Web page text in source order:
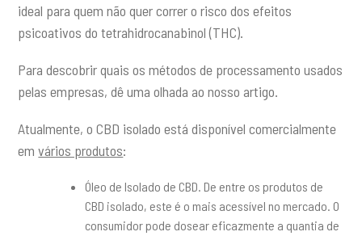
ideal para quem não quer correr o risco dos efeitos
psicoativos do tetrahidrocanabinol (THC).
Para descobrir quais os métodos de processamento usados
pelas empresas, dê uma olhada ao nosso artigo.
Atualmente, o CBD isolado está disponível comercialmente
emvários produtos:
Óleo de Isolado de CBD. De entre os produtos de
CBD isolado, este é o mais acessível no mercado. O
consumidor pode dosear eficazmente a quantia de